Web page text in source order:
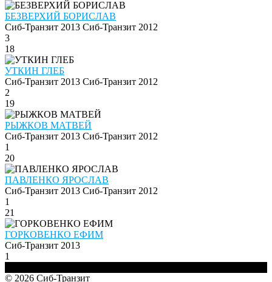
БЕЗВЕРХИЙ БОРИСЛАВ
Сиб-Транзит 2013 Сиб-Транзит 2012
3
18
УТКИН ГЛЕБ
Сиб-Транзит 2013 Сиб-Транзит 2012
2
19
РЫЖКОВ МАТВЕЙ
Сиб-Транзит 2013 Сиб-Транзит 2012
1
20
ПАВЛЕНКО ЯРОСЛАВ
Сиб-Транзит 2013 Сиб-Транзит 2012
1
21
ГОРКОВЕНКО ЕФИМ
Сиб-Транзит 2013
1
© 2026 Сиб-Транзит